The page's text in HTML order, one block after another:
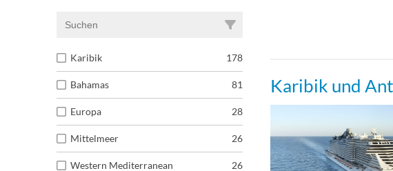
Karibik 178
Bahamas 81
Europa 28
Mittelmeer 26
Western Mediterranean 26
Karibik und